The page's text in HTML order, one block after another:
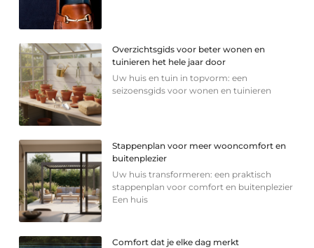
Overzichtsgids voor beter wonen en
tuinieren het hele jaar door
Uw huis en tuin in topvorm: een
seizoensgids voor wonen en tuinieren
Stappenplan voor meer wooncomfort en
buitenplezier
Uw huis transformeren: een praktisch
stappenplan voor comfort en buitenplezier
Een huis
Comfort dat je elke dag merkt